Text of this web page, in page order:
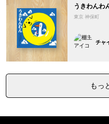
うきわんわ
東京 神保町
チャ
もっ